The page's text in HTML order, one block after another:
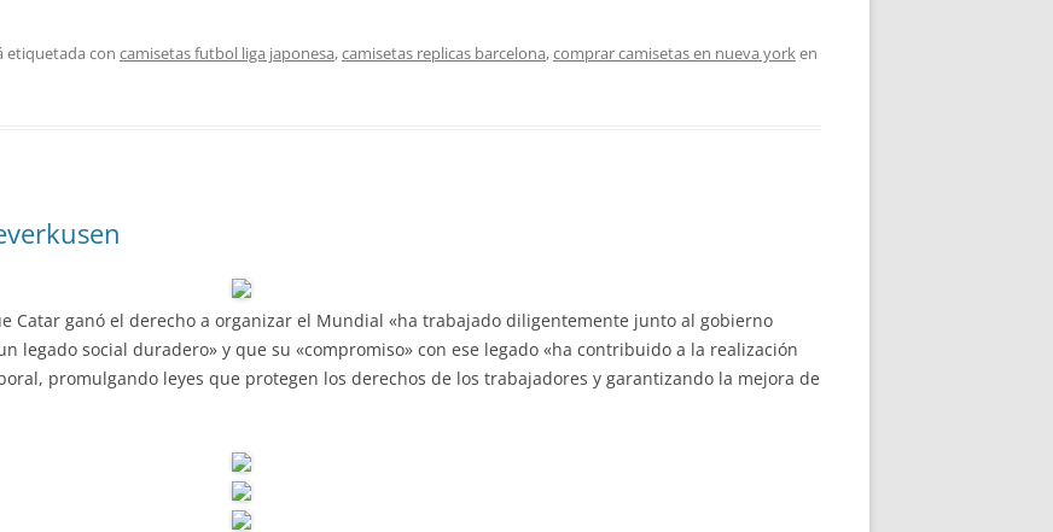
etiquetada con camisetas futbol liga japonesa,camisetas replicas barcelona,comprar camisetas en nueva yorken
Catar ganó el derecho a organizar el Mundial «ha trabajado diligentemente junto al gobierno
legado social duradero» y que su «compromiso» con ese legado «ha contribuido a la realización
promulgando leyes que protegen los derechos de los trabajadores y garantizando la mejora de